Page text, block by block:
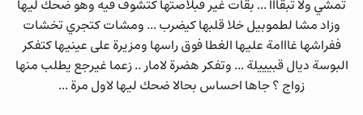
تمشي ولا تبقااا ... بقات غير فبلاصتها كتشوف فيه وهو ضحك ليها
وزاد مشا لطموبيل خلا قلبها كيضرب ... ومشات كتجري تخشات
ففراشها غااامة عليها الغطا فوق راسها ومزيرة على عينيها كتفكر
البوسة ديال قبيييلة ... وتفكر هضرة لامار .. زعما غيرجع يطلب منها
زواج ؟ جاها احساس بحالا ضحك ليها لاول مرة ...